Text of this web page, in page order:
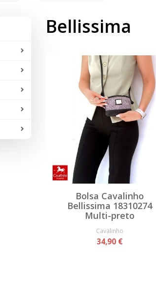
Bellissima
Bolsa Cavalinho
Bellissima 18310274
Multi-preto
Cavalinho
34,90 €